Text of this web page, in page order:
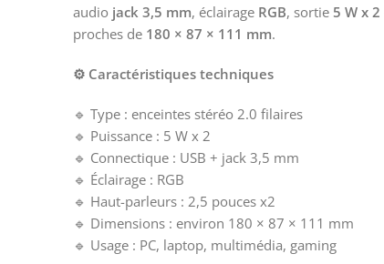
audio jack 3,5 mm, éclairage RGB, sortie 5 W x 2
proches de 180 × 87 × 111 mm.
⚙️ Caractéristiques techniques
🔹 Type : enceintes stéréo 2.0 filaires
🔹 Puissance : 5 W x 2
🔹 Connectique : USB + jack 3,5 mm
🔹 Éclairage : RGB
🔹 Haut-parleurs : 2,5 pouces x2
🔹 Dimensions : environ 180 × 87 × 111 mm
🔹 Usage : PC, laptop, multimédia, gaming